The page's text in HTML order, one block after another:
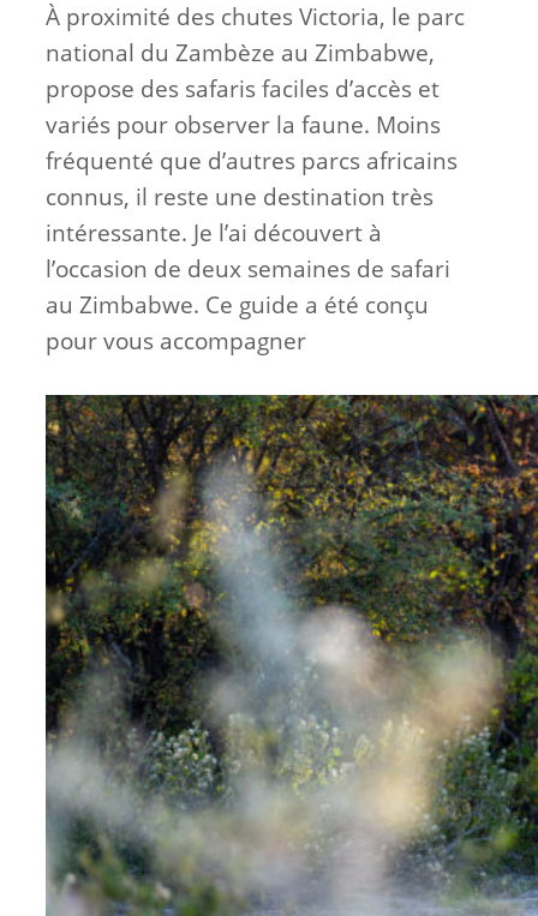
À proximité des chutes Victoria, le parc
national du Zambèze au Zimbabwe,
propose des safaris faciles d’accès et
variés pour observer la faune. Moins
fréquenté que d’autres parcs africains
connus, il reste une destination très
intéressante. Je l’ai découvert à
l’occasion de deux semaines de safari
au Zimbabwe. Ce guide a été conçu
pour vous accompagner